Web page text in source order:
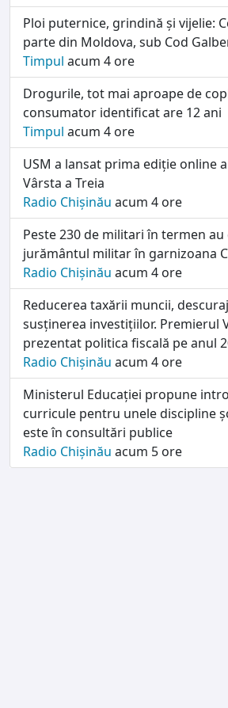
Ploi puternice, grindină și vijelie:
parte din Moldova, sub Cod
Timpul acum 4 ore
Drogurile, tot mai aproape de
consumator identificat are 12 ani
Timpul acum 4 ore
USM a lansat prima ediție online
Vârsta a Treia
Radio Chișinău acum 4 ore
Peste 230 de militari în termen au
jurământul militar în garnizoana
Radio Chișinău acum 4 ore
Reducerea taxării muncii,
susținerea investițiilor. Premierul
prezentat politica fiscală pe anul
Radio Chișinău acum 4 ore
Ministerul Educației propune
curricule pentru unele discipline
este în consultări publice
Radio Chișinău acum 5 ore